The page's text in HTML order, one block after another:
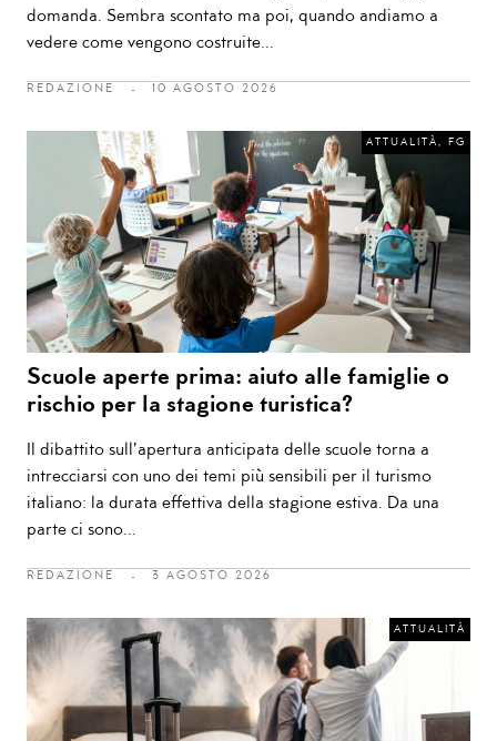
domanda. Sembra scontato ma poi, quando andiamo a
vedere come vengono costruite...
REDAZIONE 10 AGOSTO 2026
Scuole aperte prima: aiuto alle famiglie o
rischio per la stagione turistica?
Il dibattito sull’apertura anticipata delle scuole torna a
intrecciarsi con uno dei temi più sensibili per il turismo
italiano: la durata effettiva della stagione estiva. Da una
parte ci sono...
REDAZIONE 3 AGOSTO 2026
ATTUALITÀ FG
ATTUALITÀ